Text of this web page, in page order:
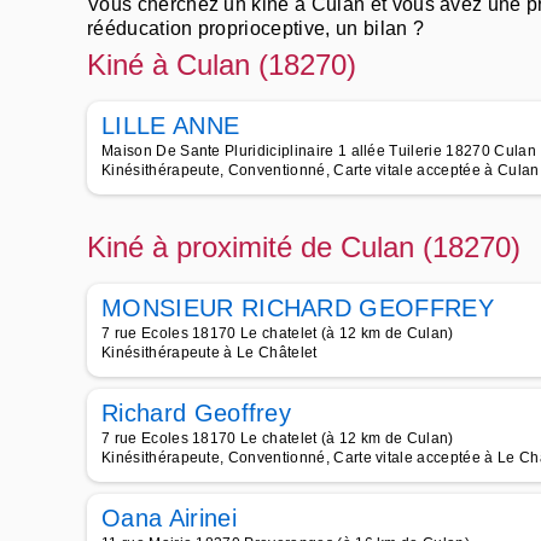
Vous cherchez un kiné à Culan et vous avez une
rééducation proprioceptive, un bilan ?
Trouvez un bon kiné pres de chez soi pour faire
respiratoire.
de la rééducation après accouchement, de la
Kiné à Culan (18270)
LILLE ANNE
Maison De Sante Pluridiciplinaire 1 allée Tuilerie 18270 Culan
Kinésithérapeute, Conventionné, Carte vitale acceptée à Culan
Kiné à proximité de Culan (18270)
MONSIEUR RICHARD GEOFFREY
7 rue Ecoles 18170 Le chatelet (à 12 km de Culan)
Kinésithérapeute à Le Châtelet
Richard Geoffrey
7 rue Ecoles 18170 Le chatelet (à 12 km de Culan)
Kinésithérapeute, Conventionné, Carte vitale acceptée à Le
Oana Airinei